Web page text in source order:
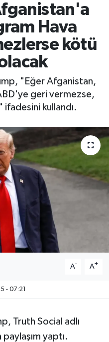
Hava
kötü
"Eğer Afganistan,
geri vermezse,
kullandı.
A- A+
- 07:21
Truth Social adlı
yaptı.